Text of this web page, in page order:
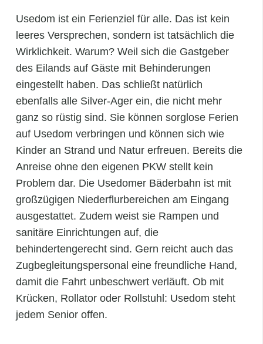
Usedom ist ein Ferienziel für alle. Das ist kein
leeres Versprechen, sondern ist tatsächlich die
Wirklichkeit. Warum? Weil sich die Gastgeber
des Eilands auf Gäste mit Behinderungen
eingestellt haben. Das schließt natürlich
ebenfalls alle Silver-Ager ein, die nicht mehr
ganz so rüstig sind. Sie können sorglose Ferien
auf Usedom verbringen und können sich wie
Kinder an Strand und Natur erfreuen. Bereits die
Anreise ohne den eigenen PKW stellt kein
Problem dar. Die Usedomer Bäderbahn ist mit
großzügigen Niederflurbereichen am Eingang
ausgestattet. Zudem weist sie Rampen und
sanitäre Einrichtungen auf, die
behindertengerecht sind. Gern reicht auch das
Zugbegleitungspersonal eine freundliche Hand,
damit die Fahrt unbeschwert verläuft. Ob mit
Krücken, Rollator oder Rollstuhl: Usedom steht
jedem Senior offen.